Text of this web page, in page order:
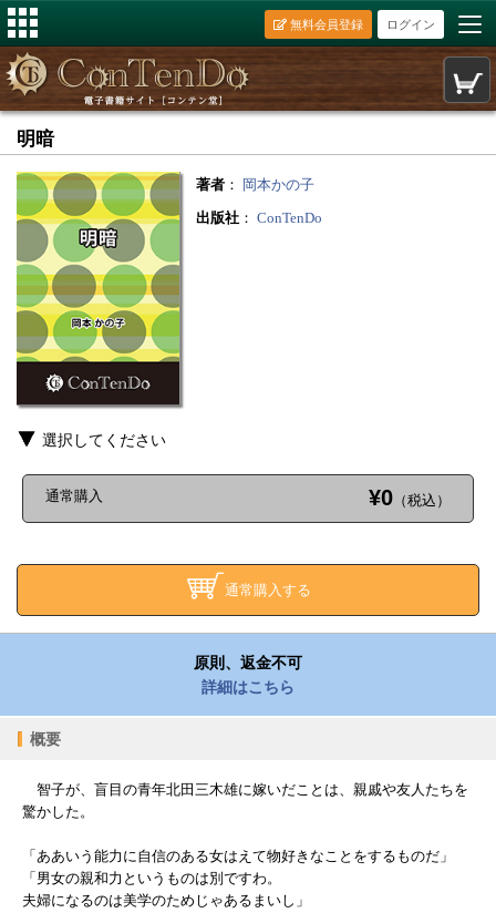
ログイン
無料会員登録
明暗
著者 ：
岡本かの子
出版社 ： ConTenDo
選択してください
通常購入 ¥0 （税込）
通常購入する
原則、返金不可
詳細はこちら
概要
智子が、盲目の青年北田三木雄に嫁いだことは、親戚や友人たちを
驚かした。
「ああいう能力に自信のある女はえて物好きなことをするものだ」
「男女の親和力というものは別ですわ。
夫婦になるのは美学のためじゃあるまいし」